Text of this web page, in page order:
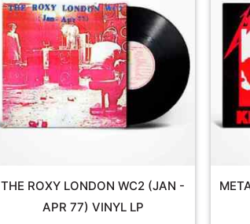
THE ROXY LONDON WC2 (JAN -
APR 77) VINYL LP